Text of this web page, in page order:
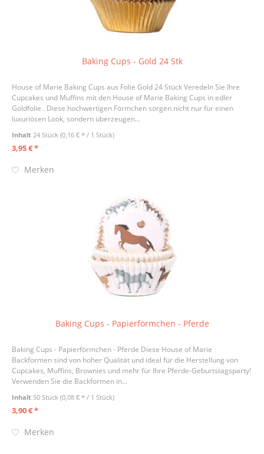
Baking Cups - Gold 24 Stk
House of Marie Baking Cups aus Folie Gold 24 Stück Veredeln Sie Ihre
Cupcakes und Muffins mit den House of Marie Baking Cups in edler
Goldfolie . Diese hochwertigen Förmchen sorgen nicht nur für einen
luxuriösen Look, sondern überzeugen...
Inhalt 24 Stück(0,16 € * / 1 Stück)
3,95 € *
Merken
Baking Cups - Papierförmchen - Pferde
Baking Cups - Papierförmchen - Pferde Diese House of Marie
Backformen sind von hoher Qualität und ideal für die Herstellung von
Cupcakes, Muffins, Brownies und mehr für Ihre Pferde-Geburtstagsparty!
Verwenden Sie die Backformen in...
Inhalt 50 Stück(0,08 € * / 1 Stück)
3,90 € *
Merken